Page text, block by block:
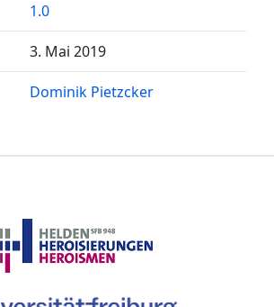
1.0
3. Mai 2019
Dominik Pietzcker